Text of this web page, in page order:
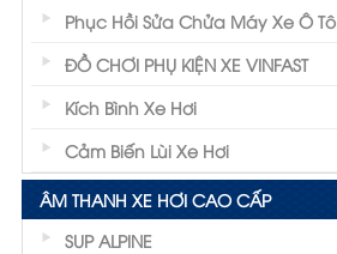
Phục Hồi Sửa Chửa Máy Xe Ô Tô
ĐỒ CHƠI PHỤ KIỆN XE VINFAST
Kích Bình Xe Hơi
Cảm Biến Lùi Xe Hơi
ÂM THANH XE HƠI CAO CẤP
SUP ALPINE